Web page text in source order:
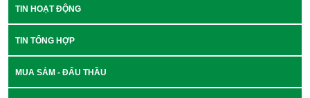
TIN HOẠT ĐỘNG
TIN TỔNG HỢP
MUA SẮM - ĐẤU THẦU